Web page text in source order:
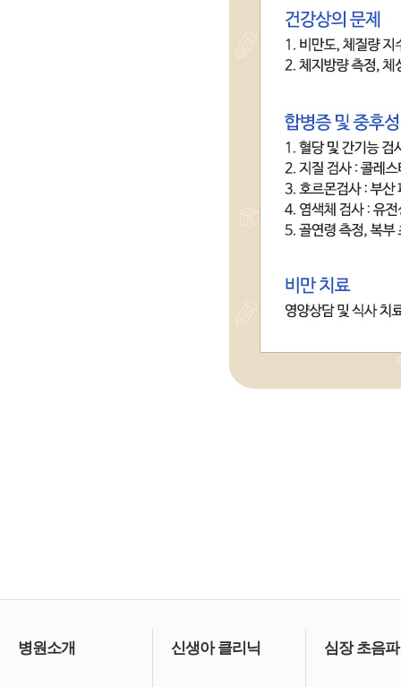
병원소개 신생아 클리닉 심장 초음파